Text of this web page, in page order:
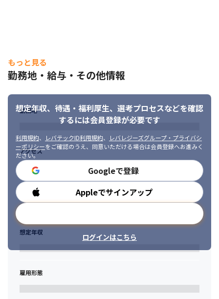
もっと見る
勤務地・給与・その他情報
想定年収、待遇・福利厚生、 選考プロセスなどを確認
するには会員登録が必要です
利用規約、 レバテックID利用規約、
レバレジーズグループ・プライバシ
ーポリシーをご確認のうえ、同意いただける場合は会員登録へお進みく
ださい。
Googleで登録
Appleでサインアップ
ログインはこちら
勤務地
アクセス
勤務時間
想定年収
雇用形態